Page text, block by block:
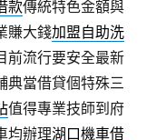
款傳統特色金額與
賺大錢加盟自助洗
前流行要安全最新
典當借貸個特殊三
值得專業技師到府
均辦理湖口機車借